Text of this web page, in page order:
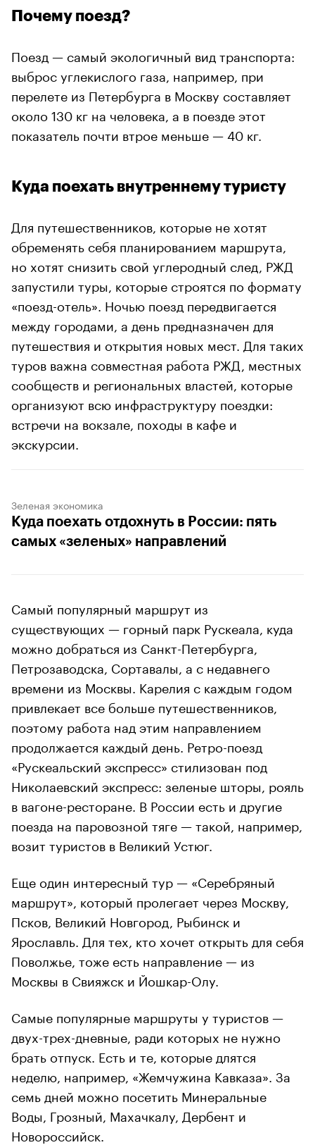
Почему поезд?
Поезд — самый экологичный вид транспорта:
выброс углекислого газа, например, при
перелете из Петербурга в Москву составляет
около 130 кг на человека, а в поезде этот
показатель почти втрое меньше — 40 кг.
Куда поехать внутреннему туристу
Для путешественников, которые не хотят
обременять себя планированием маршрута,
но хотят снизить свой углеродный след, РЖД
запустили туры, которые строятся по формату
«поезд-отель». Ночью поезд передвигается
между городами, а день предназначен для
путешествия и открытия новых мест. Для таких
туров важна совместная работа РЖД, местных
сообществ и региональных властей, которые
организуют всю инфраструктуру поездки:
встречи на вокзале, походы в кафе и
экскурсии.
Зеленая экономика
Куда поехать отдохнуть в России: пять
самых «зеленых» направлений
Самый популярный маршрут из
существующих — горный парк Рускеала, куда
можно добраться из Санкт-Петербурга,
Петрозаводска, Сортавалы, а с недавнего
времени из Москвы. Карелия с каждым годом
привлекает все больше путешественников,
поэтому работа над этим направлением
продолжается каждый день. Ретро-поезд
«Рускеальский экспресс» стилизован под
Николаевский экспресс: зеленые шторы, рояль
в вагоне-ресторане. В России есть и другие
поезда на паровозной тяге — такой, например,
возит туристов в Великий Устюг.
Еще один интересный тур — «Серебряный
маршрут», который пролегает через Москву,
Псков, Великий Новгород, Рыбинск и
Ярославль. Для тех, кто хочет открыть для себя
Поволжье, тоже есть направление — из
Москвы в Свияжск и Йошкар-Олу.
Самые популярные маршруты у туристов —
двух-трех-дневные, ради которых не нужно
брать отпуск. Есть и те, которые длятся
неделю, например, «Жемчужина Кавказа». За
семь дней можно посетить Минеральные
Воды, Грозный, Махачкалу, Дербент и
Новороссийск.